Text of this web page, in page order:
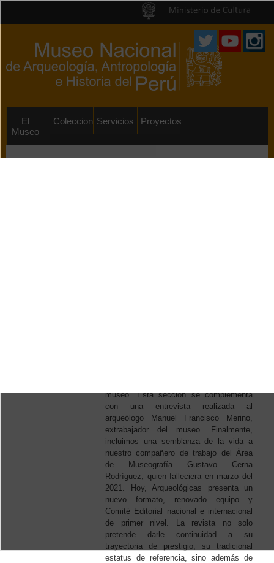
El
Museo
ColeccionesServicios Proyectos
museo. Esta sección se complementa
con una entrevista realizada al
arqueólogo Manuel Francisco Merino,
extrabajador del museo. Finalmente,
incluimos una semblanza de la vida a
nuestro compañero de trabajo del Área
de Museografía Gustavo Cerna
Rodríguez, quien falleciera en marzo del
2021. Hoy, Arqueológicas presenta un
nuevo formato, renovado equipo y
Comité Editorial nacional e internacional
de primer nivel. La revista no solo
pretende darle continuidad a su
trayectoria de prestigio, su tradicional
estatus de referencia, sino además de